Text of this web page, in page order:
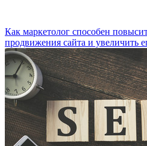
Как маркетолог способен
продвижения сайта и увеличить